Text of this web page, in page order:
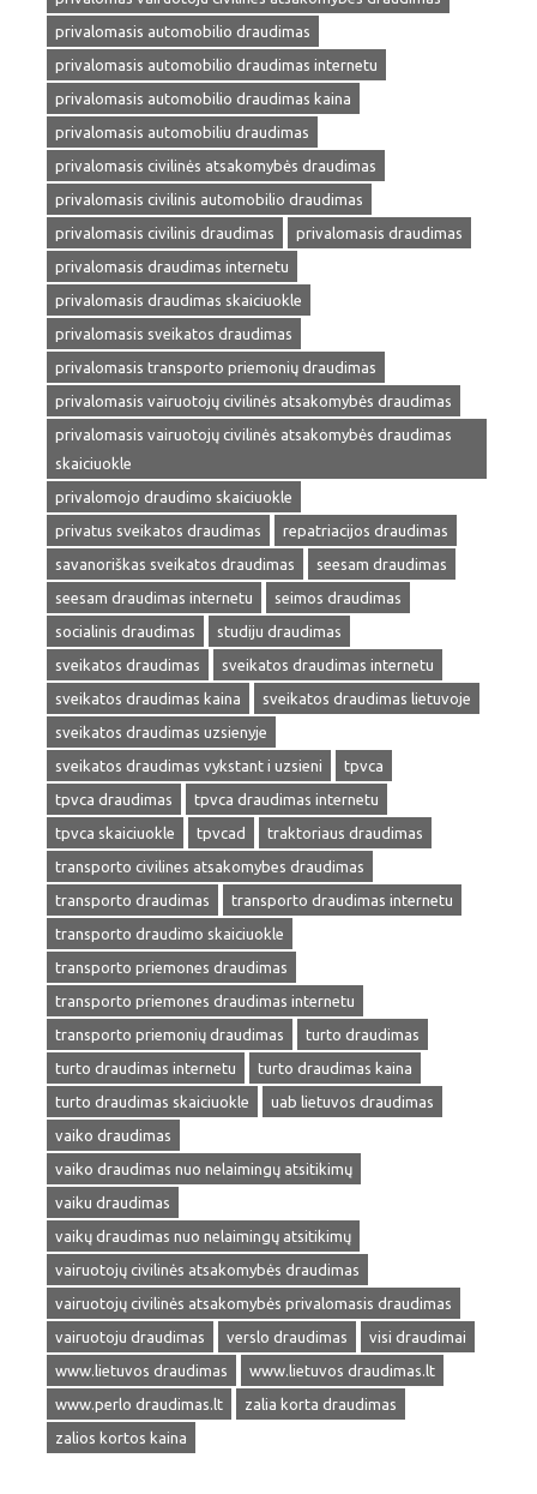
privalomasis automobilio draudimas
privalomasis automobilio draudimas internetu
privalomasis automobilio draudimas kaina
privalomasis automobiliu draudimas
privalomasis civilinės atsakomybės draudimas
privalomasis civilinis automobilio draudimas
privalomasis civilinis draudimas
privalomasis draudimas
privalomasis draudimas internetu
privalomasis draudimas skaiciuokle
privalomasis sveikatos draudimas
privalomasis transporto priemonių draudimas
privalomasis vairuotojų civilinės atsakomybės draudimas
privalomasis vairuotojų civilinės atsakomybės draudimas
skaiciuokle
privalomojo draudimo skaiciuokle
privatus sveikatos draudimas
repatriacijos draudimas
savanoriškas sveikatos draudimas
seesam draudimas
seesam draudimas internetu
seimos draudimas
socialinis draudimas
studiju draudimas
sveikatos draudimas
sveikatos draudimas internetu
sveikatos draudimas kaina
sveikatos draudimas lietuvoje
sveikatos draudimas uzsienyje
sveikatos draudimas vykstant i uzsieni
tpvca
tpvca draudimas
tpvca draudimas internetu
tpvca skaiciuokle
tpvcad
traktoriaus draudimas
transporto civilines atsakomybes draudimas
transporto draudimas
transporto draudimas internetu
transporto draudimo skaiciuokle
transporto priemones draudimas
transporto priemones draudimas internetu
transporto priemonių draudimas
turto draudimas
turto draudimas internetu
turto draudimas kaina
turto draudimas skaiciuokle
uab lietuvos draudimas
vaiko draudimas
vaiko draudimas nuo nelaimingų atsitikimų
vaiku draudimas
vaikų draudimas nuo nelaimingų atsitikimų
vairuotojų civilinės atsakomybės draudimas
vairuotojų civilinės atsakomybės privalomasis draudimas
vairuotoju draudimas
verslo draudimas
visi draudimai
www.lietuvos draudimas
www.lietuvos draudimas.lt
www.perlo draudimas.lt
zalia korta draudimas
zalios kortos kaina